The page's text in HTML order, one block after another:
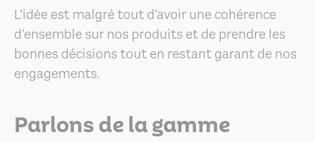
L’idée est malgré tout d’avoir une cohérence
d’ensemble sur nos produits et de prendre les
bonnes décisions tout en restant garant de nos
engagements.
Parlons de la gamme